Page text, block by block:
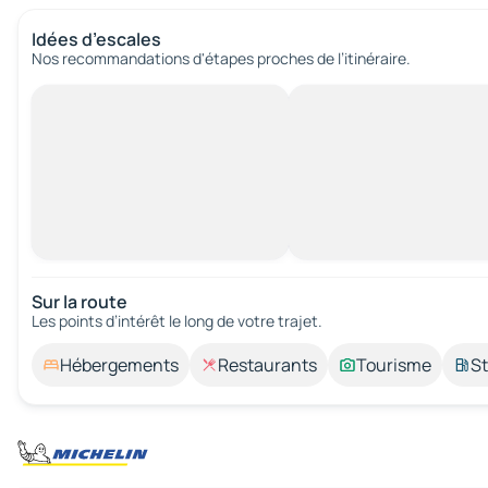
Idées d’escales
Nos recommandations d'étapes proches de l’itinéraire.
Sur la route
Les points d’intérêt le long de votre trajet.
Hébergements Restaurants Tourisme